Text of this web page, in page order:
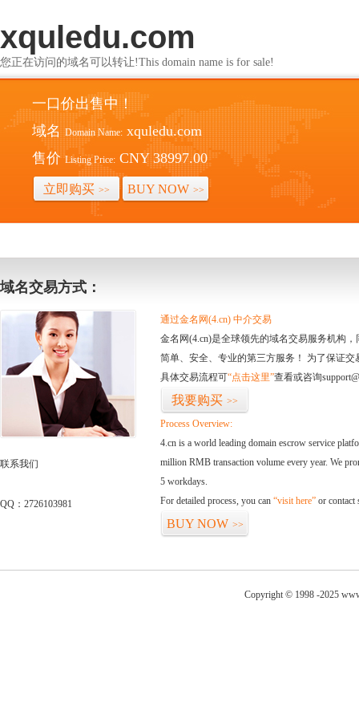
xquledu.com
您正在访问的域名可以转让!This domain name is for sale!
一口价出售中！
域名 Domain Name: xquledu.com
售价 Listing Price: CNY 38997.00
立即购买 >> BUY NOW >>
域名交易方式：
联系我们
QQ：2726103981
通过金名网(4.cn) 中介交易
金名网(4.cn)是全球领先的域名交易服务机构
简单、安全、专业的第三方服务！ 为了保证
具体交易流程可“点击这里”查看或咨询
我要购买 >>
Process Overview:
4.cn is a world leading domain escrow service
million RMB transaction volume every year. We
5 workdays.
For detailed process, you can “visit here” or contact
BUY NOW >>
Copyright © 1998 -2025